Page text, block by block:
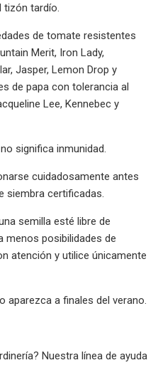
tizón tardío.
de tomate resistentes
Merit, Iron Lady,
Jasper, Lemon Drop y
de papa con tolerancia al
Lee, Kennebec y
significa inmunidad.
cuidadosamente antes
siembra certificadas.
semilla esté libre de
menos posibilidades de
atención y utilice únicamente
aparezca a finales del verano.
Nuestra línea de ayuda